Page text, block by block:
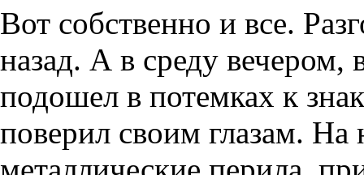
Вот собственно и все.
назад. А в среду вечером,
подошел в потемках к
поверил своим глазам. На